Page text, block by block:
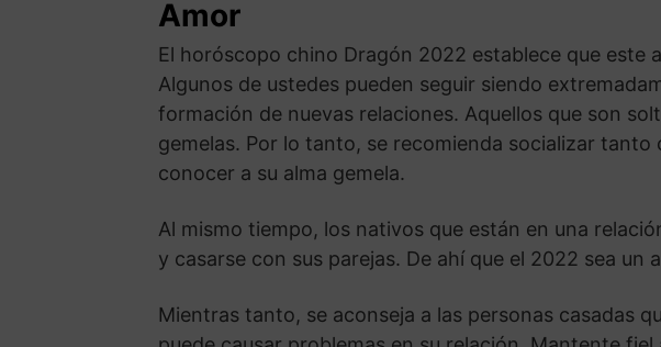
Amor
El horóscopo chino Dragón 2022 establece que este
Algunos de ustedes pueden seguir siendo
formación de nuevas relaciones. Aquellos que son
gemelas. Por lo tanto, se recomienda socializar
conocer a su alma gemela.
Al mismo tiempo, los nativos que están en una
y casarse con sus parejas. De ahí que el 2022 sea
Mientras tanto, se aconseja a las personas casadas